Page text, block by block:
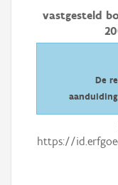
Aanduidingsobject
Waarneming
Persoon of collectief
vastgesteld
De
https://